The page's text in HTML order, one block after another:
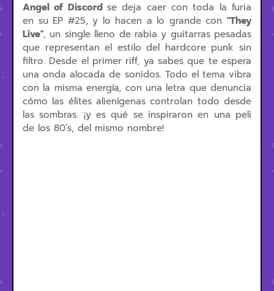
Angel of Discord se deja caer con toda la furia
en su EP #25, y lo hacen a lo grande con "They
Live", un single lleno de rabia y guitarras pesadas
que representan el estilo del hardcore punk sin
filtro. Desde el primer riff, ya sabes que te espera
una onda alocada de sonidos. Todo el tema vibra
con la misma energía, con una letra que denuncia
cómo las élites alienígenas controlan todo desde
las sombras. ¡y es qué se inspiraron en una peli
de los 80’s, del mismo nombre!